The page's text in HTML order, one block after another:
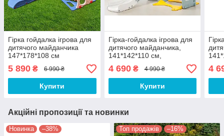
Гірка гойдалка ігрова для
дитячого майданчика
147*178*108 см
5 890 ₴ 6 990 ₴
Купити
Гірка-гойдалка ігрова для
дитячого майданчика,
141*142*110 см,
4 690₴ 4 990 ₴
Купити
4
Акційні пропозиції та новинки
Новинка –38% Топ продажів –16%